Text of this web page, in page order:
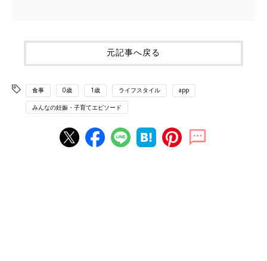
元記事へ戻る
食事 0歳 1歳 ライフスタイル app
みんなの妊娠・子育てエピソード